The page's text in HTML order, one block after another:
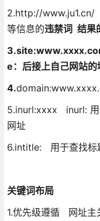
2.http://www.ju1.cn/
等信息的违禁词 结果
e：后接上自己网站的
4.
5.inurl:xxxx inurl: 用
网址
6.intitle: 用于查找标
关键词布局
1.优先级遵循 网址